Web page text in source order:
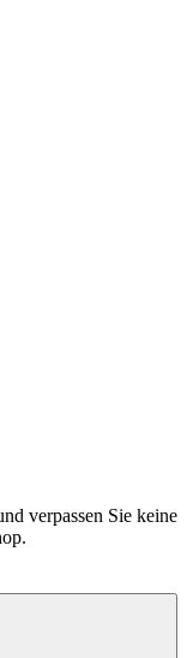
verpassen Sie keine